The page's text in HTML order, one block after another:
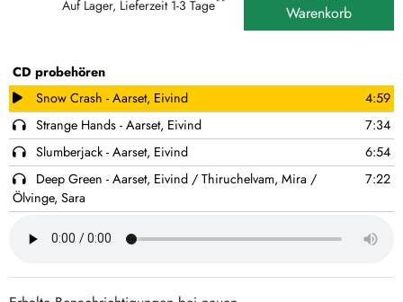
CD probehören
Snow Crash - Aarset, Eivind
4:59
Strange Hands - Aarset, Eivind
7:34
Slumberjack - Aarset, Eivind
6:54
Deep Green - Aarset, Eivind / Thiruchelvam, Mira /
Ölvinge, Sara
7:22
6:23
Auf Lager, Lieferzeit 1-3 Tage
Warenkorb